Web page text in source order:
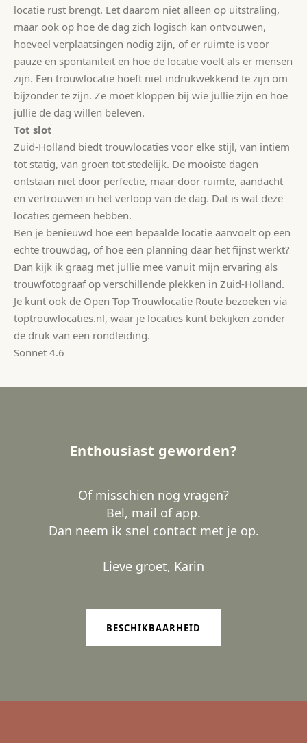
locatie rust brengt. Let daarom niet alleen op uitstraling,
maar ook op hoe de dag zich logisch kan ontvouwen,
hoeveel verplaatsingen nodig zijn, of er ruimte is voor
pauze en spontaniteit en hoe de locatie voelt als er mensen
zijn. Een trouwlocatie hoeft niet indrukwekkend te zijn om
bijzonder te zijn. Ze moet kloppen bij wie jullie zijn en hoe
jullie de dag willen beleven.
Tot slot
Zuid-Holland biedt trouwlocaties voor elke stijl, van intiem
tot statig, van groen tot stedelijk. De mooiste dagen
ontstaan niet door perfectie, maar door ruimte, aandacht
en vertrouwen in het verloop van de dag. Dat is wat deze
locaties gemeen hebben.
Ben je benieuwd hoe een bepaalde locatie aanvoelt op een
echte trouwdag, of hoe een planning daar het fijnst werkt?
Dan kijk ik graag met jullie mee vanuit mijn ervaring als
trouwfotograaf op verschillende plekken in Zuid-Holland.
Je kunt ook de Open Top Trouwlocatie Route bezoeken via
toptrouwlocaties.nl, waar je locaties kunt bekijken zonder
de druk van een rondleiding.
Sonnet 4.6
Enthousiast geworden?
Of misschien nog vragen?
Bel, mail of app.
Dan neem ik snel contact met je op.
Lieve groet, Karin
BESCHIKBAARHEID